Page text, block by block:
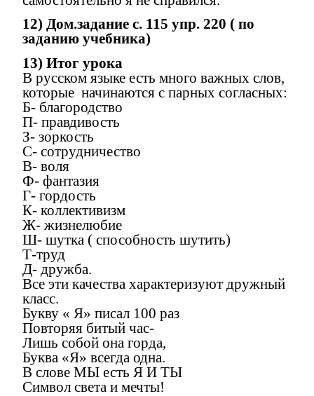
12) Дом.задание с. 115 упр. 220 ( по
заданию учебника)
13) Итог урока
В русском языке есть много важных слов,
которые начинаются с парных согласных:
Б- благородство
П- правдивость
З- зоркость
С- сотрудничество
В- воля
Ф- фантазия
Г- гордость
К- коллективизм
Ж- жизнелюбие
Ш- шутка ( способность шутить)
Т-труд
Д- дружба.
Все эти качества характеризуют дружный
класс.
Букву « Я» писал 100 раз
Повторяя битый час-
Лишь собой она горда,
Буква «Я» всегда одна.
В слове МЫ есть Я И ТЫ
Символ света и мечты!